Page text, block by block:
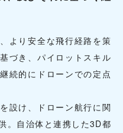
より安全な飛行経路を策
づき、パイロットスキル
続的にドローンでの定点
設け、ドローン航行に関
。自治体と連携した3D都